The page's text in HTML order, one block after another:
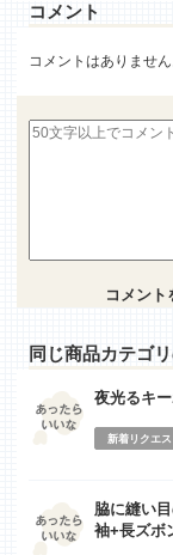
コメント
コメントはありません
コメント
同じ商品カテゴ
夜光るキ
新着リクエス
脇に縫い
袖+長ズボ